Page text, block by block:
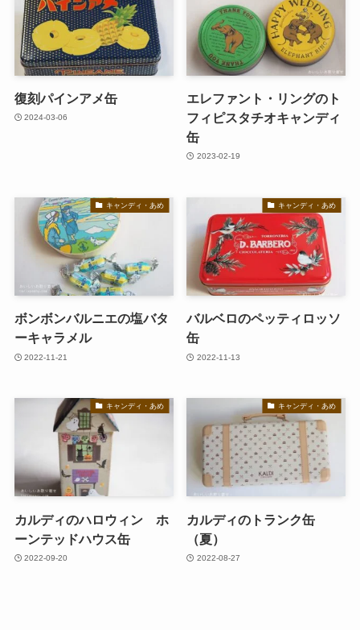
復刻パインアメ缶
2024-03-06
エレファント・リングのト
フィピスタチオキャンディ
缶
2023-02-19
キャンディ・あめ
ボンボンバルニエの塩バタ
ーキャラメル
2022-11-21
キャンディ・あめ
バルベロのペッティロッソ
缶
2022-11-13
キャンディ・あめ
カルディのハロウィン ホ
ーンテッドハウス缶
2022-09-20
キャンディ・あめ
カルディのトランク缶
（夏）
2022-08-27